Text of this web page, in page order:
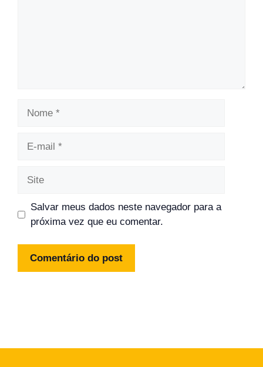
Salvar meus dados neste navegador para a
próxima vez que eu comentar.